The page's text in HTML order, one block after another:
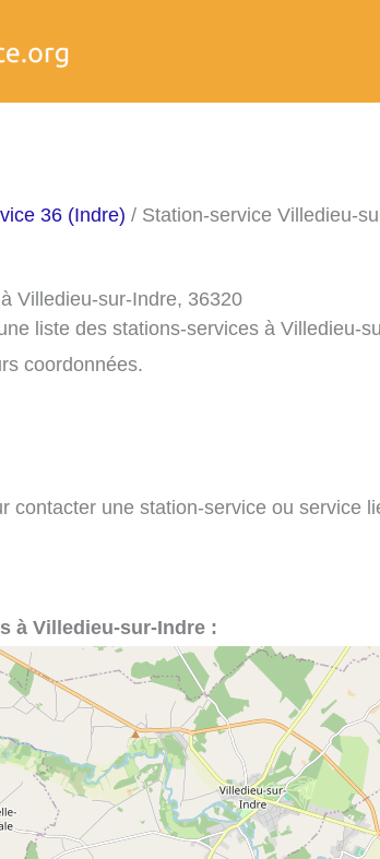
36 (Indre) / Station-service Villedieu-
Villedieu-sur-Indre, 36320
liste des stations-services à Villedieu-
coordonnées.
contacter une station-service ou service
à Villedieu-sur-Indre :